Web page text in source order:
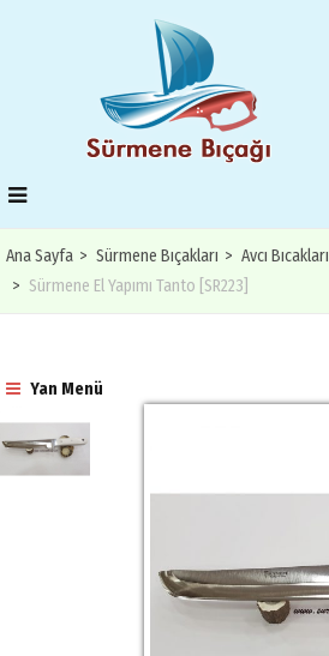
Ana Sayfa Sürmene Bıçakları
Avcı Bıcakları
Sürmene El Yapımı Tanto [SR223]
Yan Menü